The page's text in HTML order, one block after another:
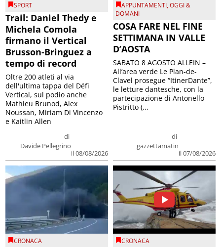
SPORT
Trail: Daniel Thedy e
Michela Comola
firmano il Vertical
Brusson-Bringuez a
tempo di record
di
Davide Pellegrino
il 08/08/2026
Oltre 200 atleti al via
dell'ultima tappa del Défì
Vertical, sul podio anche
Mathieu Brunod, Alex
Noussan, Miriam Di Vincenzo
e Kaitlin Allen
APPUNTAMENTI,OGGI &
DOMANI
COSA FARE NEL FINE
SETTIMANA IN VALLE
D’AOSTA
di
gazzettamatin
il 07/08/2026
SABATO 8 AGOSTO ALLEIN –
All’area verde Le Plan-de-
Clavel prosegue “ItinerDante”,
le letture dantesche, con la
partecipazione di Antonello
Pistritto (...
CRONACA CRONACA